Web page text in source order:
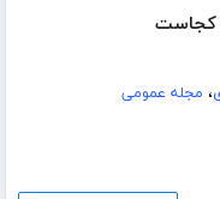
، مجله عمومی